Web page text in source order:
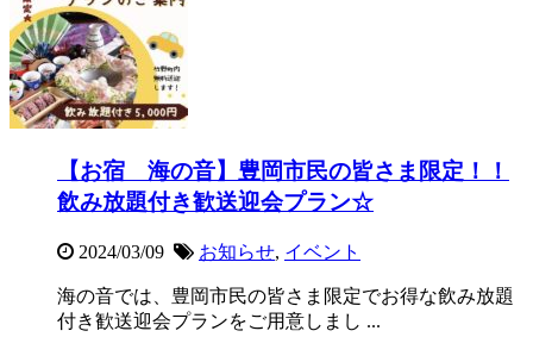
【お宿 海の音】豊岡市民の皆さま限定！！
飲み放題付き歓送迎会プラン☆
2024/03/09 お知らせ, イベント
海の音では、豊岡市民の皆さま限定でお得な飲み放題
付き歓送迎会プランをご用意しまし ...